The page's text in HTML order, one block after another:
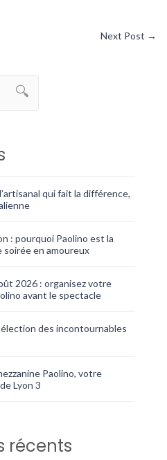
Next Post →
qui fait la différence,
: pourquoi Paolino est la
en amoureux
2026 : organisez votre
avant le spectacle
des incontournables
Paolino, votre
Lyon 3
récents